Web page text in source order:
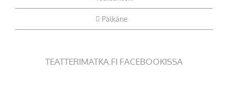
Pälkäne
TEATTERIMATKA.FI FACEBOOKISSA